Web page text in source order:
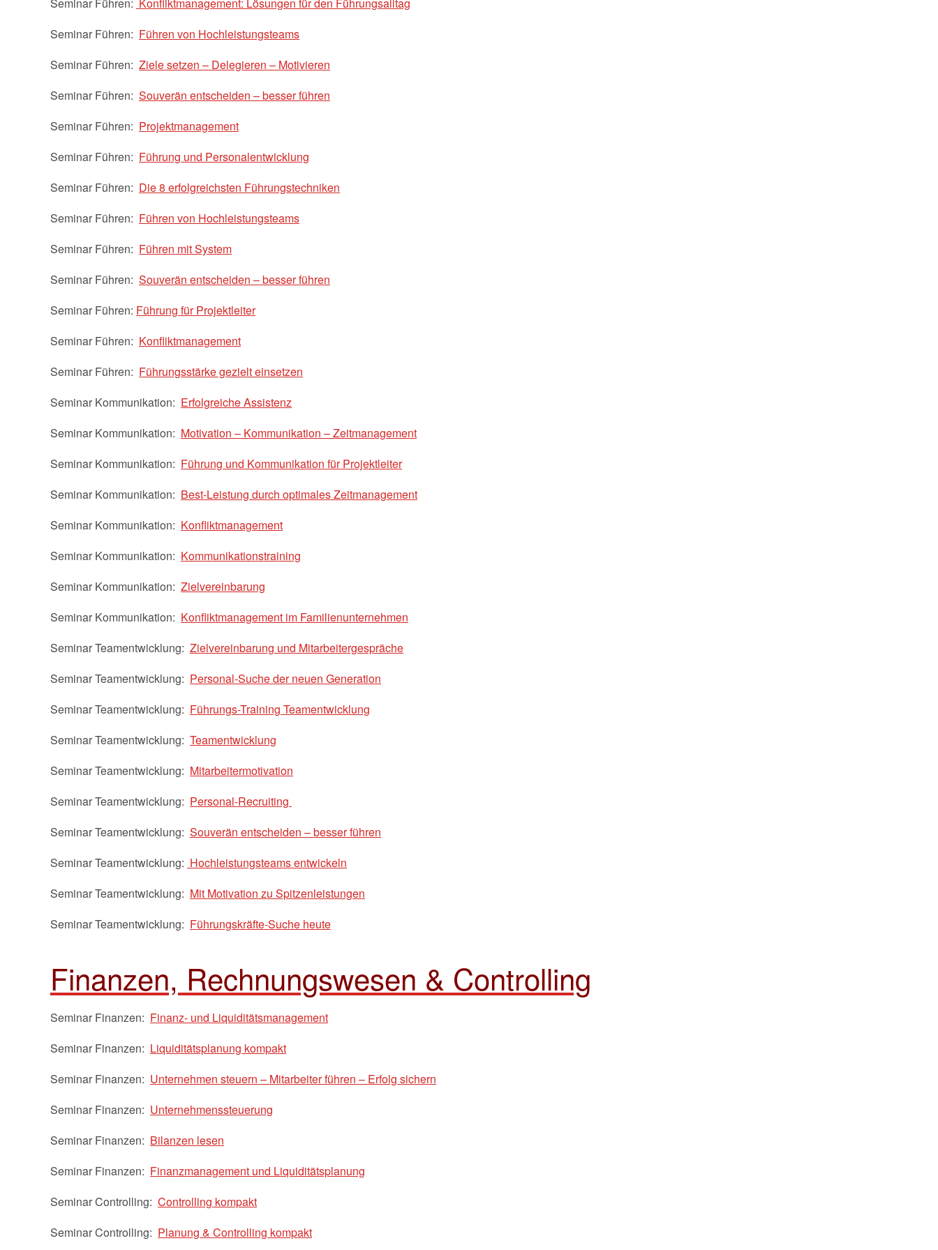
Seminar Führen: Führen von Hochleistungsteams
Seminar Führen: Ziele setzen – Delegieren – Motivieren
Seminar Führen: Souverän entscheiden – besser führen
Seminar Führen: Projektmanagement
Seminar Führen: Führung und Personalentwicklung
Seminar Führen: Die 8 erfolgreichsten Führungstechniken
Seminar Führen: Führen von Hochleistungsteams
Seminar Führen: Führen mit System
Seminar Führen: Souverän entscheiden – besser führen
Seminar Führen: Führung für Projektleiter
Seminar Führen: Konfliktmanagement
Seminar Führen: Führungsstärke gezielt einsetzen
Seminar Kommunikation: Erfolgreiche Assistenz
Seminar Kommunikation: Motivation – Kommunikation – Zeitmanagement
Seminar Kommunikation: Führung und Kommunikation für Projektleiter
Seminar Kommunikation: Best-Leistung durch optimales Zeitmanagement
Seminar Kommunikation: Konfliktmanagement
Seminar Kommunikation: Kommunikationstraining
Seminar Kommunikation: Zielvereinbarung
Seminar Kommunikation: Konfliktmanagement im Familienunternehmen
Seminar Teamentwicklung: Zielvereinbarung und Mitarbeitergespräche
Seminar Teamentwicklung: Personal-Suche der neuen Generation
Seminar Teamentwicklung: Führungs-Training Teamentwicklung
Seminar Teamentwicklung: Teamentwicklung
Seminar Teamentwicklung: Mitarbeitermotivation
Seminar Teamentwicklung: Personal-Recruiting
Seminar Teamentwicklung: Souverän entscheiden – besser führen
Seminar Teamentwicklung: Hochleistungsteams entwickeln
Seminar Teamentwicklung: Mit Motivation zu Spitzenleistungen
Seminar Teamentwicklung: Führungskräfte-Suche heute
Finanzen, Rechnungswesen & Controlling
Seminar Finanzen: Finanz- und Liquiditätsmanagement
Seminar Finanzen: Liquiditätsplanung kompakt
Seminar Finanzen: Unternehmen steuern – Mitarbeiter führen – Erfolg sichern
Seminar Finanzen: Unternehmenssteuerung
Seminar Finanzen: Bilanzen lesen
Seminar Finanzen: Finanzmanagement und Liquiditätsplanung
Seminar Controlling: Controlling kompakt
Seminar Controlling: Planung & Controlling kompakt